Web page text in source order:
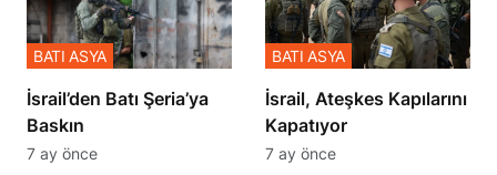
​​​​​​​İsrail’den Batı Şeria’ya
Baskın
BATI ASYA
7 ay önce
İsrail, Ateşkes Kapılarını
Kapatıyor
BATI ASYA
7 ay önce